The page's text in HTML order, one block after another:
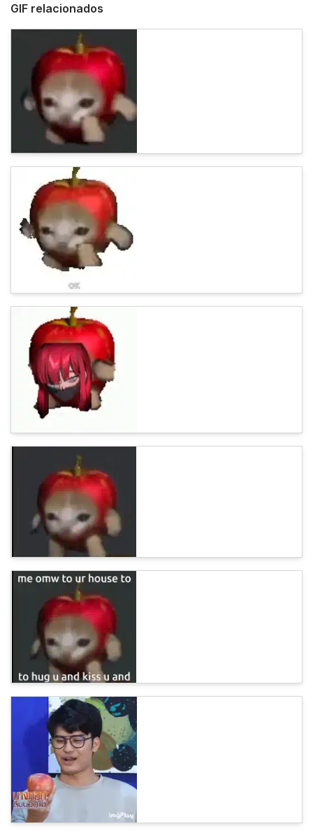
GIF relacionados